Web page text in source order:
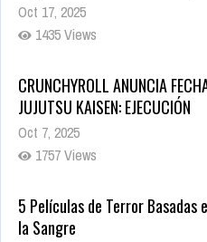
Oct 17, 2025
1435 Views
CRUNCHYROLL ANUNCIA
JUJUTSU KAISEN: EJECUCIÓN
Oct 7, 2025
1757 Views
5 Películas de Terror Basadas
la Sangre